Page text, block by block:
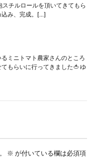
チルロールを頂いてきてもら
込み、完成。[…]
ミニトマト農家さんのところ
もらいに行ってきました🍅 ゆ
※ が付いている欄は必須項